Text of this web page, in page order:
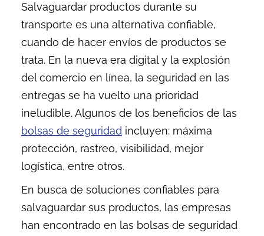
Salvaguardar productos durante su
transporte es una alternativa confiable,
cuando de hacer envíos de productos se
trata. En la nueva era digital y la explosión
del comercio en línea, la seguridad en las
entregas se ha vuelto una prioridad
ineludible. Algunos de los beneficios de las
bolsas de seguridad incluyen: máxima
protección, rastreo, visibilidad, mejor
logística, entre otros.
En busca de soluciones confiables para
salvaguardar sus productos, las empresas
han encontrado en las bolsas de seguridad